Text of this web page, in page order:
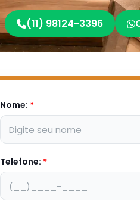
(11) 98124-3396
Nome: *
Telefone: *